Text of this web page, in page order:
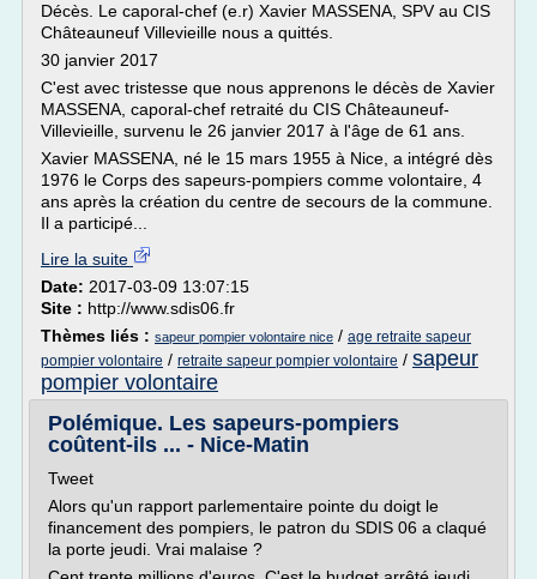
Décès. Le caporal-chef (e.r) Xavier MASSENA, SPV au CIS
Châteauneuf Villevieille nous a quittés.
30 janvier 2017
C'est avec tristesse que nous apprenons le décès de Xavier
MASSENA, caporal-chef retraité du CIS Châteauneuf-
Villevieille, survenu le 26 janvier 2017 à l'âge de 61 ans.
Xavier MASSENA, né le 15 mars 1955 à Nice, a intégré dès
1976 le Corps des sapeurs-pompiers comme volontaire, 4
ans après la création du centre de secours de la commune.
Il a participé...
Lire la suite
Date: 2017-03-09 13:07:15
Site : http://www.sdis06.fr
Thèmes liés : sapeur pompier volontaire nice / age retraite sapeur
pompier volontaire / retraite sapeur pompier volontaire / sapeur
pompier volontaire
Polémique. Les sapeurs-pompiers
coûtent-ils ... - Nice-Matin
Tweet
Alors qu'un rapport parlementaire pointe du doigt le
financement des pompiers, le patron du SDIS 06 a claqué
la porte jeudi. Vrai malaise ?